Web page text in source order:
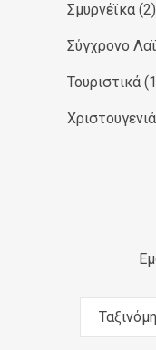
Σμυρνέϊκα (2)
Σύγχρονο
Τουριστικά